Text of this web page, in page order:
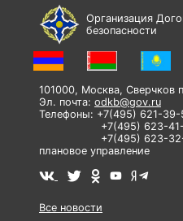
Организация
безопасности
101000, Москва, Сверчков
Эл. почта: odkb@gov.ru
Телефоны: +7(495) 621-
+7(495) 623-
+7(495) 623-32-70 -
плановое управление
Все новости